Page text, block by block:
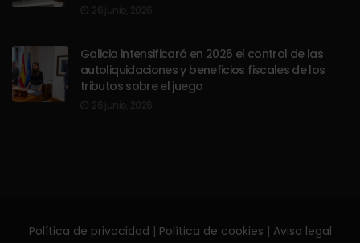
Galicia intensificará en 2026 el control de las
autoliquidaciones y beneficios fiscales de los
tributos sobre el juego
Política de privacidad | Política de cookies | Aviso legal